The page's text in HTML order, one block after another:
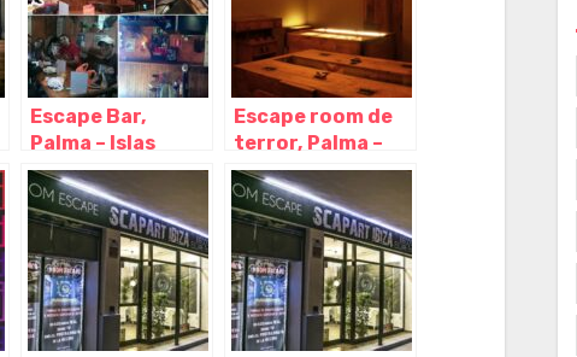
Escape Bar,
Palma – Islas
Baleares
Escape room de
terror, Palma –
Islas Baleares